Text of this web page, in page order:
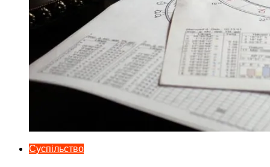
Суспільство